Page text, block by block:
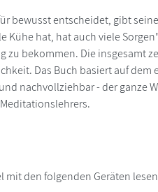
bewusst entscheidet, gibt
Kühe hat, hat auch viele
zu bekommen. Die insgesamt
Das Buch basiert auf
nachvollziehbar - der ganze
mit den folgenden Geräten